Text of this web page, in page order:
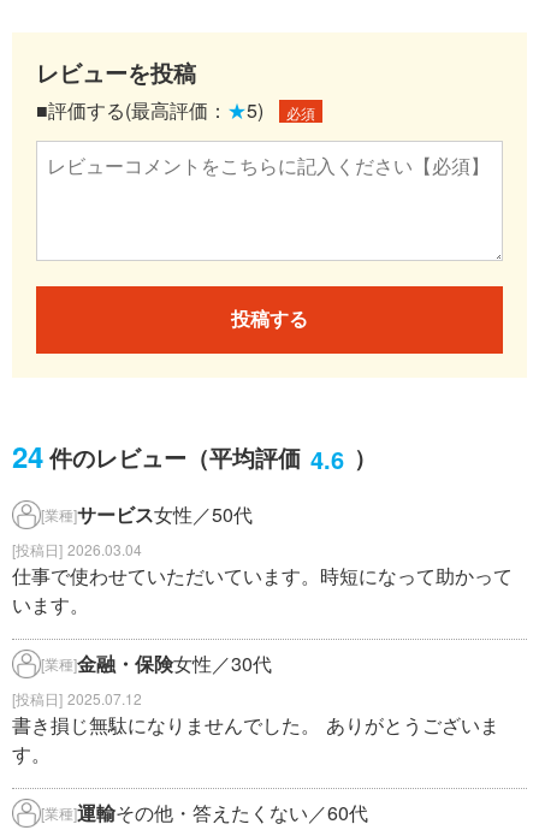
レビューを投稿
■評価する(最高評価： ★5) 必須
投稿する
24件のレビュー （平均評価 4.6 ）
[業種]サービス女性／50代
2026.03.04
仕事で使わせていただいています。時短になって助かって
います。
[業種]金融・保険女性／30代
2025.07.12
書き損じ無駄になりませんでした。 ありがとうございま
す。
[業種]運輸その他・答えたくない／60代